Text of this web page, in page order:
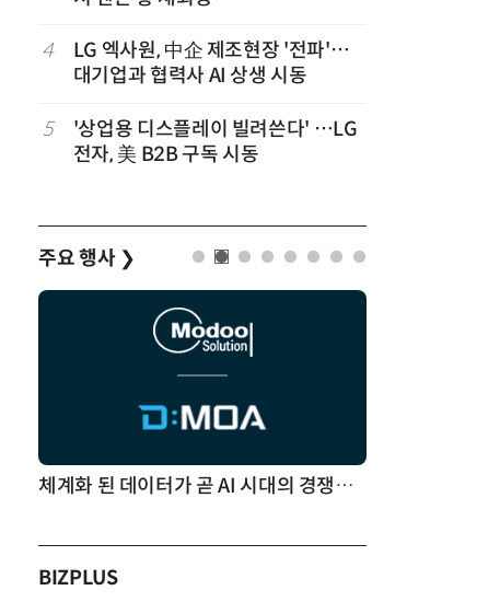
4
LG 엑사원, 中企 제조현장 '전파'…
대기업과 협력사 AI 상생 시동
5
'상업용 디스플레이 빌려쓴다' …LG
전자, 美 B2B 구독 시동
주요 행사 ❯
체계화 된 데이터가 곧 AI 시대의 경쟁력이다
BIZPLUS